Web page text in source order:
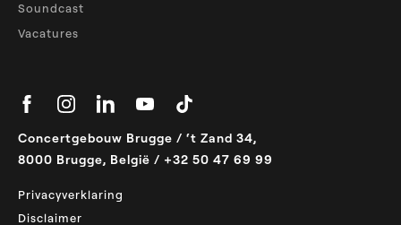
Soundcast
Vacatures
Concertgebouw Brugge / ‘t Zand 34,
8000 Brugge, België / +32 50 47 69 99
Privacyverklaring
Disclaimer